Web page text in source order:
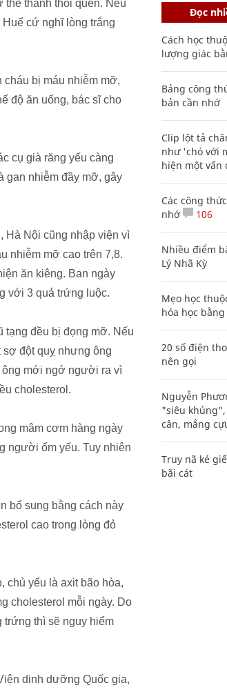
thế thành thói quen. Nếu
cứ nghĩ lòng trắng
cháu bị máu nhiễm mỡ,
độ ăn uống, bác sĩ cho
cụ già răng yếu càng
gan nhiễm đầy mỡ, gây
Hà Nội cũng nhập viện vì
nhiễm mỡ cao trên 7,8.
ăn kiêng. Ban ngày
với 3 quả trứng luộc.
tạng đều bị đọng mỡ. Nếu
sợ đột quỵ nhưng ông
ông mới ngớ người ra vì
cholesterol.
mâm cơm hàng ngày
người ốm yếu. Tuy nhiên
bổ sung bằng cách này
cao trong lòng đỏ
chủ yếu là axit bão hòa,
cholesterol mỗi ngày. Do
trứng thì sẽ nguy hiểm
dinh dưỡng Quốc gia,
Đọc
Cách học
lượng giác
Bảng công
bản cần nhớ
Clip lột tả
như 'chó với
hiện một vấn
Các công
nhớ
106
Nhiều điểm
Lý Nhã Kỳ
Mẹo học
hóa học
20 số điện
nên gọi
Nguyễn
"siêu
cân, mắng
Truy nã kẻ
bãi cát